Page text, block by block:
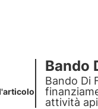
Bando
Bando Di
attività